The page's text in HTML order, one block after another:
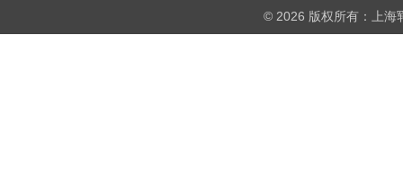
© 2026 版权所有：上